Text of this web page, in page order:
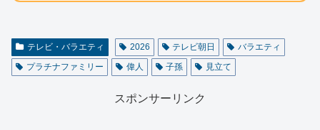
テレビ・バラエティ 2026 テレビ朝日
バラエティ
プラチナファミリー
偉人 子孫 見立て
スポンサーリンク